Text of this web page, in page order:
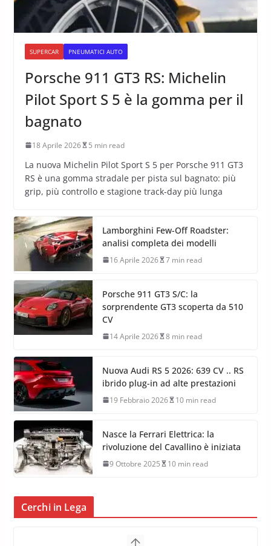
SUPERCAR PNEUMATICI AUTO
Porsche 911 GT3 RS: Michelin
Pilot Sport S 5 è la gomma per il
bagnato
18 Aprile 2026 5 min read
La nuova Michelin Pilot Sport S 5 per Porsche 911 GT3
RS è una gomma stradale per pista sul bagnato: più
grip, più controllo e stagione track-day più lunga
Lamborghini Few-Off Roadster:
analisi completa dei modelli
16 Aprile 2026 7 min read
Porsche 911 GT3 S/C: la
sorprendente GT3 scoperta da 510
CV
14 Aprile 2026 8 min read
Nuova Audi RS 5 2026: 639 CV .. RS
ibrido plug-in ad alte prestazioni
19 Febbraio 2026 10 min read
Nasce la Ferrari Elettrica: la
rivoluzione del Cavallino è iniziata
9 Ottobre 2025 10 min read
Cerchi in Lega